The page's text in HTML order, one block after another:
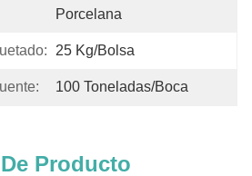
Porcelana
25 Kg/bolsa
100 Toneladas/boca
Producto